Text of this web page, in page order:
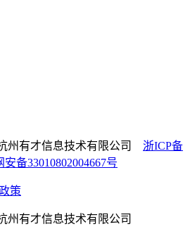
州有才信息技术有限公司 浙ICP备
安备33010802004667号
策
州有才信息技术有限公司